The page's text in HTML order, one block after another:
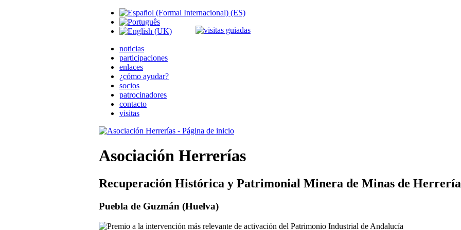
noticias
participaciones
enlaces
¿cómo ayudar?
socios
patrocinadores
contacto
visitas
Asociación Herrerías
Recuperación Histórica y Patrimonial Minera de Minas de
Puebla de Guzmán (Huelva)